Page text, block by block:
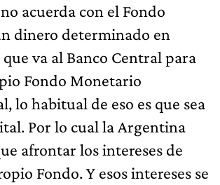
acuerda con el Fondo
dinero determinado en
va al Banco Central para
Fondo Monetario
lo habitual de eso es que sea
Por lo cual la Argentina
afrontar los intereses de
Fondo. Y esos intereses se